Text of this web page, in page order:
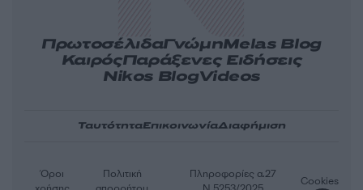
ΠρωτοσέλιδαΓνώμηMelas Blog
ΚαιρόςΠαράξενες Ειδήσεις
Nikos BlogVideos
ΤαυτότηταΕπικοινωνίαΔιαφήμιση
Όροι
Πολιτική
Πληροφορίες α.27
Cookies